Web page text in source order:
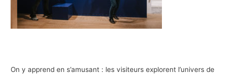
On y apprend en s’amusant : les visiteurs explorent l’univers de